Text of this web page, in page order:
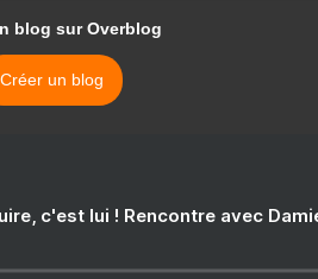
blog sur Overblog
Créer un blog
c'est lui ! Rencontre avec